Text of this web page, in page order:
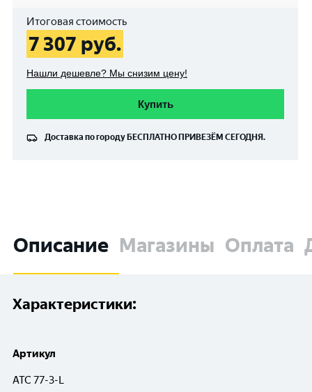
Итоговая стоимость
7 307 руб.
Нашли дешевле? Мы снизим цену!
Купить
Доставка по городу БЕСПЛАТНО ПРИВЕЗЁМ СЕГОДНЯ.
Описание Магазины Оплата
Характеристики:
Артикул
ATC 77-3-L